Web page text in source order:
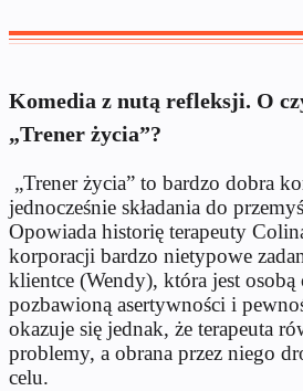
Komedia z nutą refleksji. O
„Trener życia”?
„Trener życia” to bardzo dobra
jednocześnie składania do
Opowiada historię terapeuty
korporacji bardzo nietypowe
klientce (Wendy), która jest osobą
pozbawioną asertywności i
okazuje się jednak, że terapeuta
problemy, a obrana przez niego
celu.